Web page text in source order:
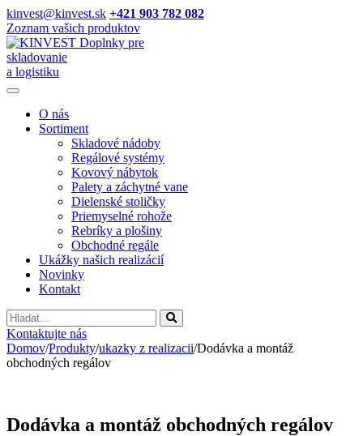
kinvest@kinvest.sk +421 903 782 082
Zoznam vašich produktov
Doplnky pre
skladovanie
a logistiku
O nás
Sortiment
Skladové nádoby
Regálové systémy
Kovový nábytok
Palety a záchytné vane
Dielenské stoličky
Priemyselné rohože
Rebríky a plošiny
Obchodné regále
Ukážky našich realizácií
Novinky
Kontakt
Vyhladavanie
Kontaktujte nás
Domov/Produkty/ukazky z realizacii/Dodávka a montáž
obchodných regálov
Dodávka a montáž obchodných regálov